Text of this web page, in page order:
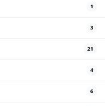
1
3
21
4
6